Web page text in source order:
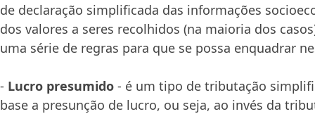
de declaração simplificada das informações
dos valores a seres recolhidos (na maioria dos
uma série de regras para que se possa enquadrar
- Lucro presumido - é um tipo de tributação
base a presunção de lucro, ou seja, ao invés da